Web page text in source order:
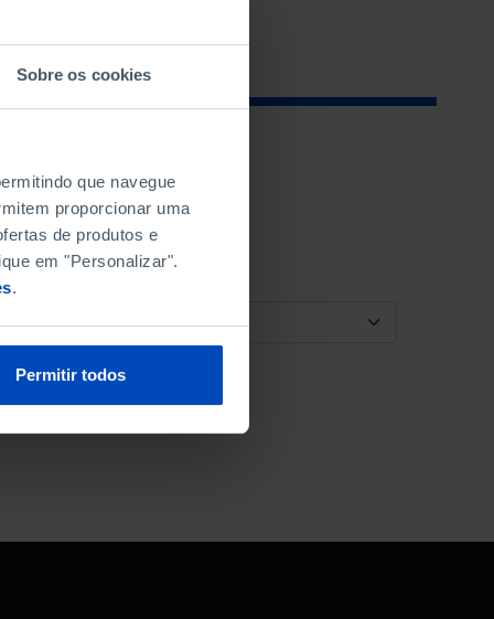
Sobre os cookies
que navegue
proporcionar uma
de produtos e
em "Personalizar".
.
Permitir todos
ORDENAR POR